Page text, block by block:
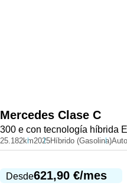
Mercedes Clase C
300 e con tecnología híbrida
25.182km2025Híbrido (Gasolina)
Desde621,90 €/mes